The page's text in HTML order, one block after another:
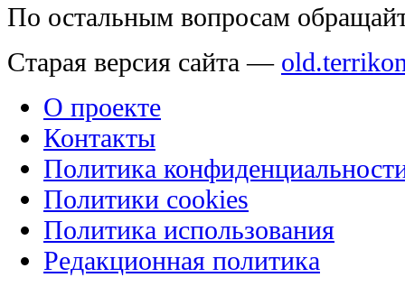
По остальным вопросам
Старая версия сайта —
О проекте
Контакты
Политика
Политики cookies
Политика использования
Редакционная политика